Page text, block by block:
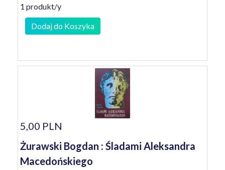
1 produkt/y
Dodaj do Koszyka
5,00 PLN
Żurawski Bogdan : Śladami Aleksandra
Macedońskiego